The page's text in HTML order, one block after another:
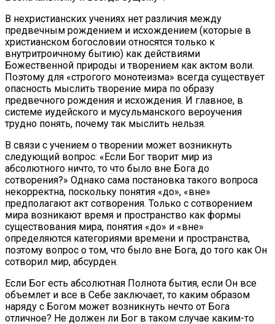
В нехристианских учениях нет различия между
предвечным рождением и исхождением (которые в
христианском богословии относятся только к
внутритроичному бытию) как действиями
Божественной природы и творением как актом воли.
Поэтому для «строгого монотеизма» всегда существует
опасность мыслить творение мира по образу
предвечного рождения и исхождения. И главное, в
системе иудейского и мусульманского вероучения
трудно понять, почему так мыслить нельзя.
В связи с учением о творении может возникнуть
следующий вопрос: «Если Бог творит мир из
абсолютного ничто, то что было вне Бога до
сотворения?» Однако сама постановка такого вопроса
некорректна, поскольку понятия «до», «вне»
предполагают акт сотворения. Только с сотворением
мира возникают время и пространство как формы
существования мира, понятия «до» и «вне»
определяются категориями времени и пространства,
поэтому вопрос о том, что было вне Бога, до того как Он
сотворил мир, абсурден.
Если Бог есть абсолютная Полнота бытия, если Он все
объемлет и все в Себе заключает, то каким образом
наряду с Богом может возникнуть нечто от Бога
отличное? Не должен ли Бог в таком случае каким-то